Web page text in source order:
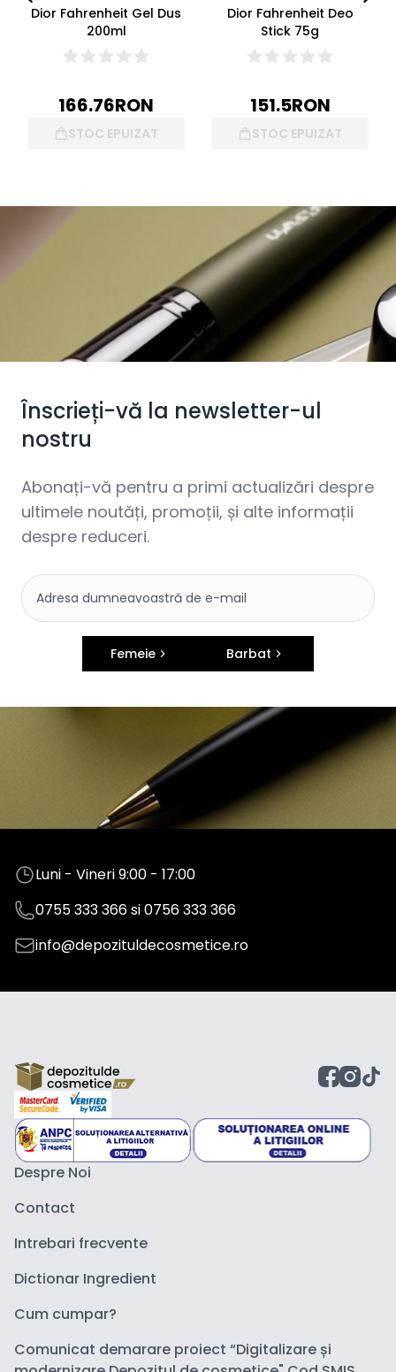
Dior Fahrenheit Gel Dus
200ml
166.76RON
STOC EPUIZAT
Dior Fahrenheit Deo
Stick 75g
151.5RON
STOC EPUIZAT
Înscrieți-vă la newsletter-ul
nostru
Abonați-vă pentru a primi actualizări despre
ultimele noutăți, promoții, și alte informații
despre reduceri.
Femeie Barbat
Luni - Vineri 9:00 - 17:00
0755 333 366si0756 333 366
info@depozituldecosmetice.ro
Despre Noi
Contact
Intrebari frecvente
Dictionar Ingredient
Cum cumpar?
Comunicat demarare proiect “Digitalizare și